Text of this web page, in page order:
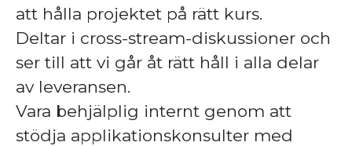
att hålla projektet på rätt kurs.
Deltar i cross-stream-diskussioner och
ser till att vi går åt rätt håll i alla delar
av leveransen.
Vara behjälplig internt genom att
stödja applikationskonsulter med